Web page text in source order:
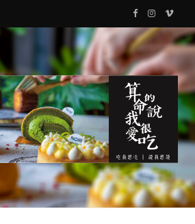
F
a
c
e
b
o
k
I
s
g
r
a
V
i